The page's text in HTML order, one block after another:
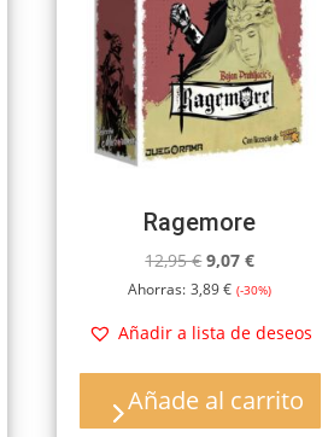
Ragemore
12,95€El
precio
era:
12,95 €.
9,07€El
precio
es:
9,07 €.
Ahorras: 3,89€ (-30%)
Añadir a lista de deseos
Añade al carrito